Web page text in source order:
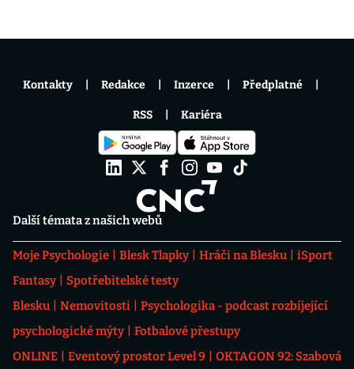
Další témata z našich webů
Moje Psychologie Blesk Tlapky Hráči na Blesku
iSport
Fantasy
Spotřebitelské testy
Blesku
Nemovitosti
Psychologika - podcast rozbíjející
psychologické mýty
Fotbalové přestupy
ONLINE
Eventový prostor Level 9
OKTAGON 92: Szabová
Kontakty Redakce Inzerce Předplatné
RSS Kariéra